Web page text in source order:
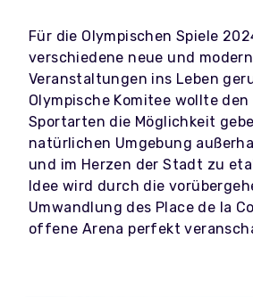
Für die Olympischen Spiele
verschiedene neue und
Veranstaltungen ins Leben
Olympische Komitee wollte den
Sportarten die Möglichkeit
natürlichen Umgebung
und im Herzen der Stadt zu
Idee wird durch die
Umwandlung des Place de la
offene Arena perfekt